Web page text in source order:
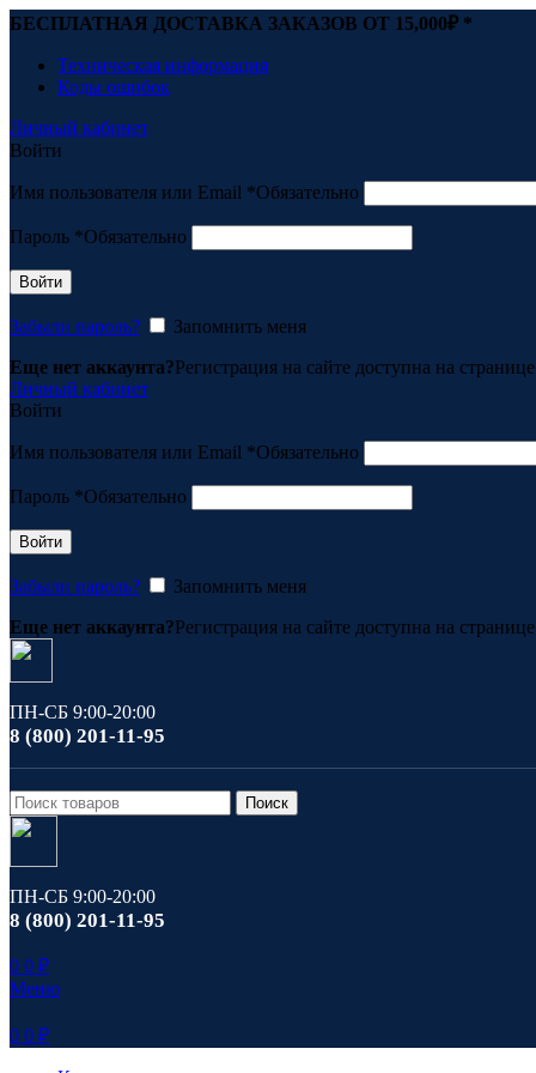
БЕСПЛАТНАЯ ДОСТАВКА ЗАКАЗОВ ОТ 15,000₽ *
Техническая информация
Коды ошибок
Личный кабинет
Войти
Имя пользователя или Email *Обязательно
Пароль *Обязательно
Войти
Забыли пароль?
Запомнить меня
Еще нет аккаунта?Регистрация на сайте доступна на
Личный кабинет
Войти
Имя пользователя или Email *Обязательно
Пароль *Обязательно
Войти
Забыли пароль?
Запомнить меня
Еще нет аккаунта?Регистрация на сайте доступна на
ПН-СБ 9:00-20:00
8 (800) 201-11-95
Поиск
ПН-СБ 9:00-20:00
8 (800) 201-11-95
0 0 ₽
Меню
0 0 ₽